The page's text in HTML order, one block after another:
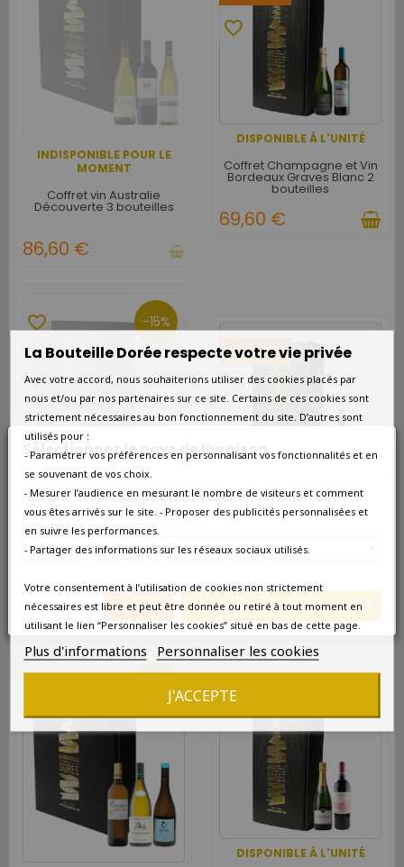
Sélectionnez le pays de livraison
Nos prix et les frais peuvent varier en fonction du
pays/de la région de livraison.
France métropolitaine
Annuler Enregistrer les modifications
INDISPONIBLE POUR LE
MOMENT
Coffret vin Australie
Découverte 3 bouteilles
86,60 €
DISPONIBLE À L'UNITÉ
favorite_border
Coffret Champagne et Vin
Bordeaux Graves Blanc 2
bouteilles
69,60 €
-15%
INDISPONIBLE POUR LE
MOMENT
favorite_border
Coffret vin blanc Agriculture
63,80 €
54,23 €
NOUVEAU
DISPONIBLE À L'UNITÉ
favorite_border
bouteilles
68,30 €
DISPONIBLE À L'UNITÉ
favorite_border
La Bouteille Dorée respecte votre vie privée
Avec votre accord, nous souhaiterions utiliser des cookies placés par
nous et/ou par nos partenaires sur ce site. Certains de ces cookies sont
strictement nécessaires au bon fonctionnement du site. D’autres sont
utilisés pour :
- Paramétrer vos préférences en personnalisant vos fonctionnalités et en
se souvenant de vos choix.
- Mesurer l’audience en mesurant le nombre de visiteurs et comment
vous êtes arrivés sur le site. - Proposer des publicités personnalisées et
en suivre les performances.
- Partager des informations sur les réseaux sociaux utilisés.
Votre consentement à l’utilisation de cookies non strictement
nécessaires est libre et peut être donnée ou retiré à tout moment en
utilisant le lien “Personnaliser les cookies” situé en bas de cette page.
Plus d'informations Personnaliser les cookies
J'ACCEPTE